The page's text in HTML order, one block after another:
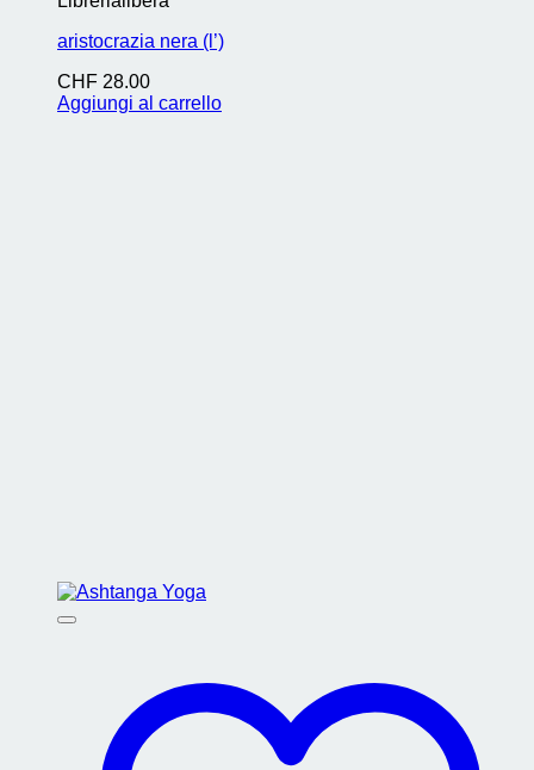
aristocrazia nera (l’)
CHF 28.00
Aggiungi al carrello